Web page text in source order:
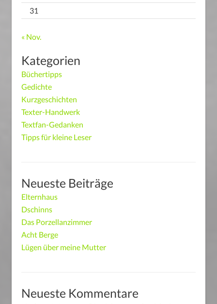
31
« Nov.
Kategorien
Büchertipps
Gedichte
Kurzgeschichten
Texter-Handwerk
Textfan-Gedanken
Tipps für kleine Leser
Neueste Beiträge
Elternhaus
Dschinns
Das Porzellanzimmer
Acht Berge
Lügen über meine Mutter
Neueste Kommentare